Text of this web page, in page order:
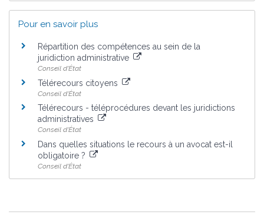
Pour en savoir plus
Répartition des compétences au sein de la
juridiction administrative
Conseil d'État
Télérecours citoyens
Conseil d'État
Télérecours - téléprocédures devant les juridictions
administratives
Conseil d'État
Dans quelles situations le recours à un avocat est-il
obligatoire ?
Conseil d'État